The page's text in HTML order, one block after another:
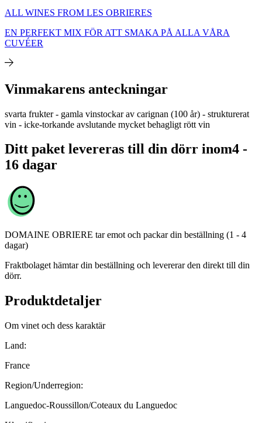
ALL WINES FROM LES OBRIERES
EN PERFEKT MIX FÖR ATT SMAKA PÅ ALLA VÅRA
CUVÉER
Vinmakarens anteckningar
svarta frukter - gamla vinstockar av carignan (100 år) - strukturerat
vin - icke-torkande avslutande mycket behagligt rött vin
Ditt paket levereras till din dörr inom4 -
16 dagar
DOMAINE OBRIERE tar emot och packar din beställning (1 - 4
dagar)
Fraktbolaget hämtar din beställning och levererar den direkt till din
dörr.
Produktdetaljer
Om vinet och dess karaktär
Land:
France
Region/Underregion:
Languedoc-Roussillon/Coteaux du Languedoc